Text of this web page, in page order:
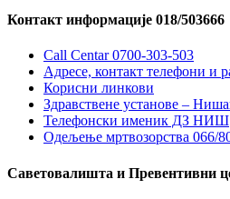
Контакт информације 018/503666
Call Centar 0700-303-503
Адресe, контакт телефони и
Корисни линкови
Здравствене установе –
Телефонски именик ДЗ НИШ
Одељење мртвозорства 066/
Саветовалишта и Превентивни